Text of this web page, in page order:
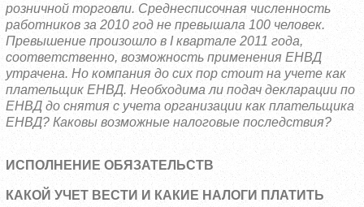
розничной торговли. Среднесписочная численность
работников за 2010 год не превышала 100 человек.
Превышение произошло в I квартале 2011 года,
соответственно, возможность применения ЕНВД
утрачена. Но компания до сих пор стоит на учете как
плательщик ЕНВД. Необходима ли подач декларации по
ЕНВД до снятия с учета организации как плательщика
ЕНВД? Каковы возможные налоговые последствия?
ИСПОЛНЕНИЕ ОБЯЗАТЕЛЬСТВ
КАКОЙ УЧЕТ ВЕСТИ И КАКИЕ НАЛОГИ ПЛАТИТЬ